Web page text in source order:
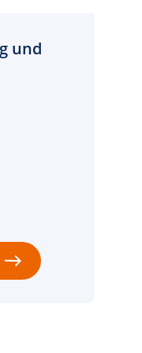
und